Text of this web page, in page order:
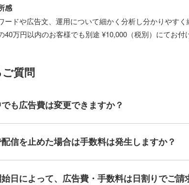
感
ードや広告文、運用について細かく分析し分かりやす
40万円以内のお客様でも別途 ¥10,000（税別）にてお付
質問
も広告費は変更できますか？
信を止めた場合は手数料は発生しますか？
日によって、広告費・手数料は日割りでご請